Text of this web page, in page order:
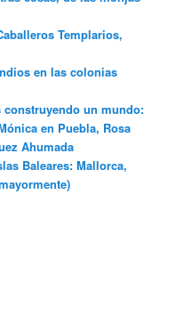
Templarios,
en las colonias
construyendo un mundo:
en Puebla, Rosa
Ahumada
Baleares: Mallorca,